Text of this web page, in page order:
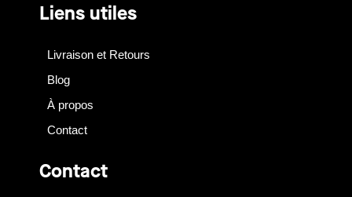
Liens utiles
Livraison et Retours
Blog
À propos
Contact
Contact